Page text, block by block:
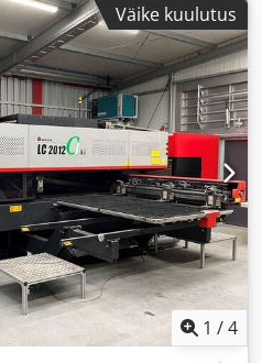
Väike kuulutus
1 /4